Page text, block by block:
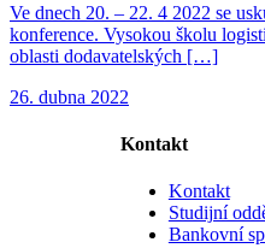
Ve dnech 20. – 22. 4 2022 se
konference. Vysokou školu
oblasti dodavatelských […]
26. dubna 2022
Kontakt
Kontakt
Studijní
Bankovní